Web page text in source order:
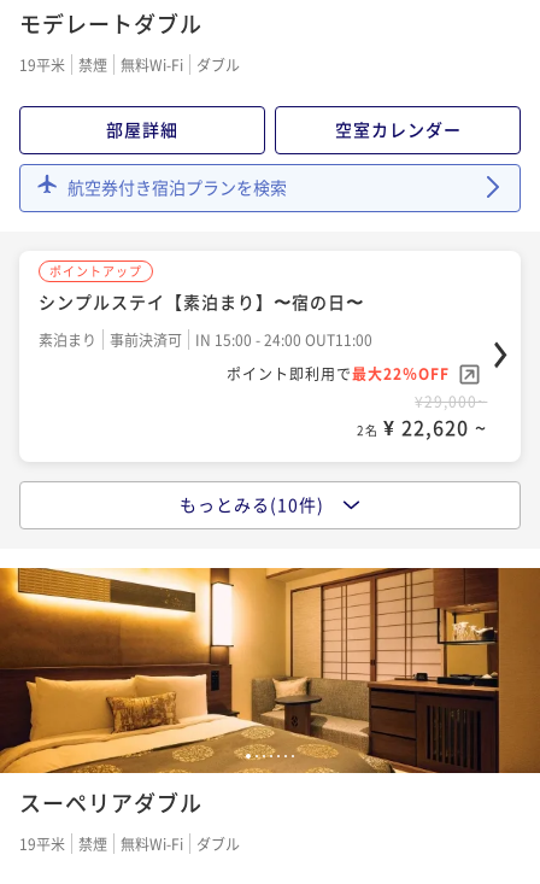
モデレートダブル
19平米 禁煙 無料Wi-Fi ダブル
部屋詳細 空室カレンダー
航空券付き宿泊プランを検索
ポイントアップ
シンプルステイ【素泊まり】〜宿の日〜
素泊まり 事前決済可
IN 15:00 - 24:00 OUT11:00
ポイント即利用で最大22％OFF
¥29,000~
2名 ¥ 22,620 ~
【期間限定・開業4周年記念】4年間の感謝を込めて ～
特別料金＆宿泊者限定特典付き～＜素泊まり＞
素泊まり 現地決済可
IN 15:00 - 24:00 OUT11:00
ポイント即利用で最大7％OFF
¥29,700~
2名 ¥ 27,621 ~
ポイントアップ
【早期予約限定30日前割】シンプルステイ＜朝食付き
もっとみる(10件)
12345 6 7
スーペリアダブル
19平米 禁煙 無料Wi-Fi ダブル